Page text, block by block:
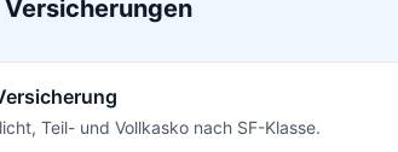
Versicherungen
Teil- und Vollkasko nach SF-Klasse.